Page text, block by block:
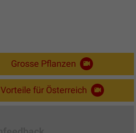
Grosse Pflanzen
Vorteile für Österreich